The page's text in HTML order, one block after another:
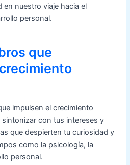
nuestro viaje hacia el
personal.
que
impulsen el crecimiento
sintonizar con tus intereses y
que despierten tu curiosidad y
como la psicología, la
personal.